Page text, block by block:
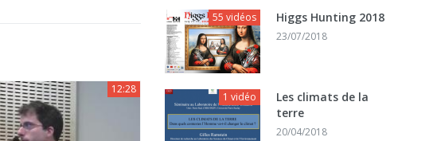
12:28
55 vidéos Higgs Hunting 2018
23/07/2018
1 vidéo
Les climats de la
terre
20/04/2018